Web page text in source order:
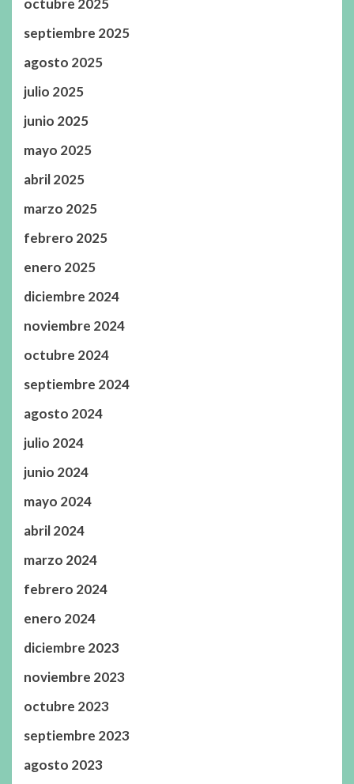
octubre 2025
septiembre 2025
agosto 2025
julio 2025
junio 2025
mayo 2025
abril 2025
marzo 2025
febrero 2025
enero 2025
diciembre 2024
noviembre 2024
octubre 2024
septiembre 2024
agosto 2024
julio 2024
junio 2024
mayo 2024
abril 2024
marzo 2024
febrero 2024
enero 2024
diciembre 2023
noviembre 2023
octubre 2023
septiembre 2023
agosto 2023